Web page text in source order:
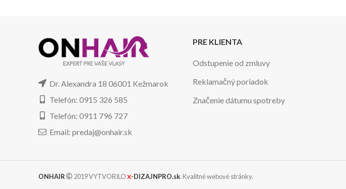
Dr. Alexandra 18 06001 Kežmarok
Telefón: 0915 326 585
Telefón: 0911 796 727
Email: predaj@onhair.sk
PRE KLIENTA
Odstupenie od zmluvy
Reklamačný poriadok
Značenie dátumu spotreby
ONHAIR 2019 VYTVORILO X-DIZAJNPRO.sk. Kvalitné webové stránky.